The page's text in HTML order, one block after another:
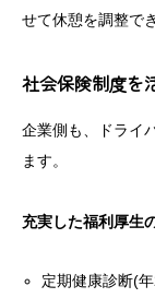
せて休憩を調整で
社会保険制度を
企業側も、ドライ
ます。
充実した福利厚生
定期健康診断(